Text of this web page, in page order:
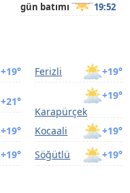
gün batımı 19:52
+19° +19°
Ferizli
+21°
+19°
Karapürçek
+19° +19°
Kocaali
+19° +19°
Söğütlü